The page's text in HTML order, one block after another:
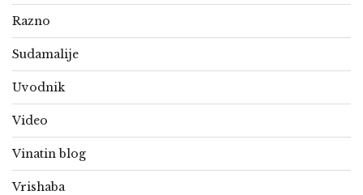
Razno
Sudamalije
Uvodnik
Video
Vinatin blog
Vrishaba